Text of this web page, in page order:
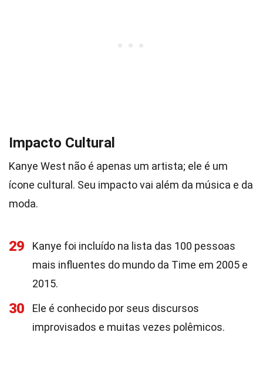
Impacto Cultural
Kanye West não é apenas um artista; ele é um
ícone cultural. Seu impacto vai além da música e da
moda.
29
Kanye foi incluído na lista das 100 pessoas
mais influentes do mundo da Time em 2005 e
2015.
30
Ele é conhecido por seus discursos
improvisados e muitas vezes polêmicos.